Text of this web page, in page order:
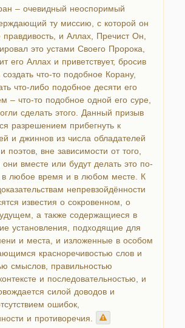
– очевидный неоспоримый
ту миссию, с которой он
и Аллах, Пречист Он,
это устами Своего Пророка,
его Аллах и приветствует, бросив
что-то подобное Корану,
что-либо подобное десяти его
– что-то подобное одной его суре,
сделать этого. Данный призыв
разрешением прибегнуть к
и джиннов из числа обладателей
поэтов, вне зависимости от того,
вместе или будут делать это по-
в любое время и в любом месте. К
непревзойдённости
известия о сокровенном, о
а также содержащиеся в
установления, подходящие для
и места, и изложенные в особом
красноречивостью слов и
смыслов, правильностью
и последовательностью, и
силой доводов и
ошибок,
и противоречия.